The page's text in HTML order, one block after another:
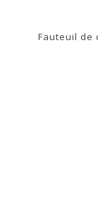
Fauteuil de